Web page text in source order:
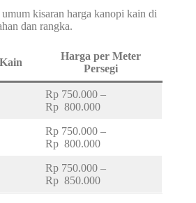
kisaran harga kanopi kain di
dan rangka.
Harga per Meter
Persegi
Rp 750.000 –
Rp 800.000
Rp 750.000 –
Rp 800.000
Rp 750.000 –
Rp 850.000